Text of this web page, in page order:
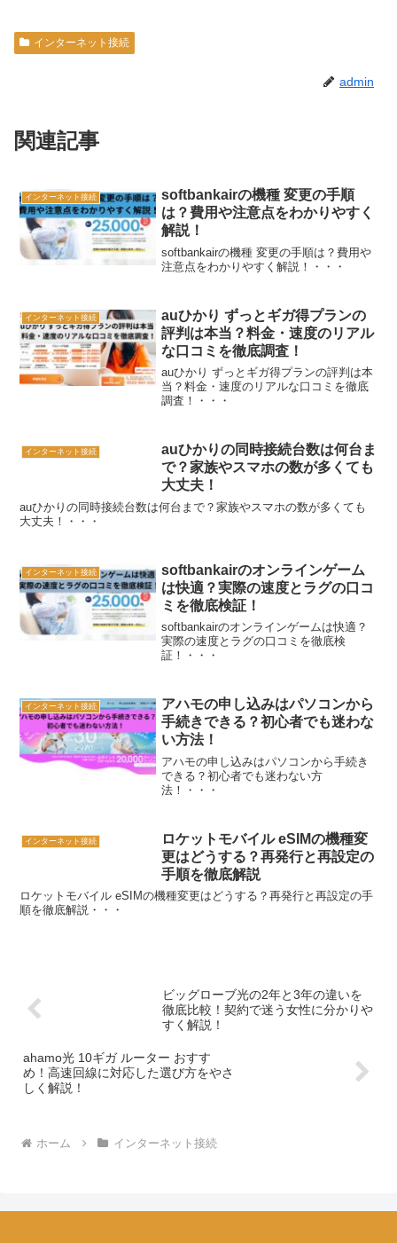
インターネット接続
admin
関連記事
インターネット接続
softbankairの機種 変更の手順
は？費用や注意点をわかりやすく
解説！
softbankairの機種 変更の手順は？費用や
注意点をわかりやすく解説！・・・
インターネット接続
auひかり ずっとギガ得プランの
評判は本当？料金・速度のリアル
な口コミを徹底調査！
auひかり ずっとギガ得プランの評判は本
当？料金・速度のリアルな口コミを徹底
調査！・・・
インターネット接続
auひかりの同時接続台数は何台ま
で？家族やスマホの数が多くても
大丈夫！
auひかりの同時接続台数は何台まで？家族やスマホの数が多くても
大丈夫！・・・
インターネット接続
softbankairのオンラインゲーム
は快適？実際の速度とラグの口コ
ミを徹底検証！
softbankairのオンラインゲームは快適？
実際の速度とラグの口コミを徹底検
証！・・・
インターネット接続
アハモの申し込みはパソコンから
手続きできる？初心者でも迷わな
い方法！
アハモの申し込みはパソコンから手続き
できる？初心者でも迷わない方
法！・・・
インターネット接続
ロケットモバイル eSIMの機種変
更はどうする？再発行と再設定の
手順を徹底解説
ロケットモバイル eSIMの機種変更はどうする？再発行と再設定の手
順を徹底解説・・・
ビッグローブ光の2年と3年の違いを
徹底比較！契約で迷う女性に分かりや
すく解説！
ahamo光 10ギガ ルーター おすす
め！高速回線に対応した選び方をやさ
しく解説！
ホーム インターネット接続